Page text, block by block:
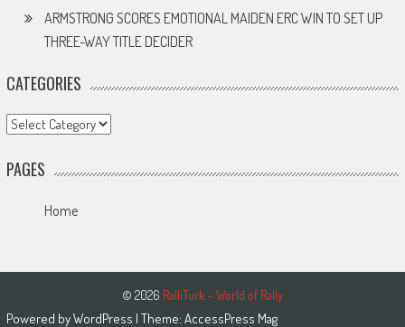
ARMSTRONG SCORES EMOTIONAL MAIDEN ERC WIN TO SET UP
THREE-WAY TITLE DECIDER
CATEGORIES
Categories
PAGES
Home
© 2026 RalliTurk - World of Rally
Powered byWordPress | Theme: AccessPress Mag